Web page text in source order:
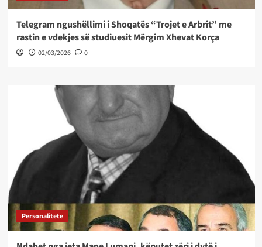
Telegram ngushëllimi i Shoqatës “Trojet e Arbrit” me
rastin e vdekjes së studiuesit Mërgim Xhevat Korça
02/03/2026 0
Personalitete